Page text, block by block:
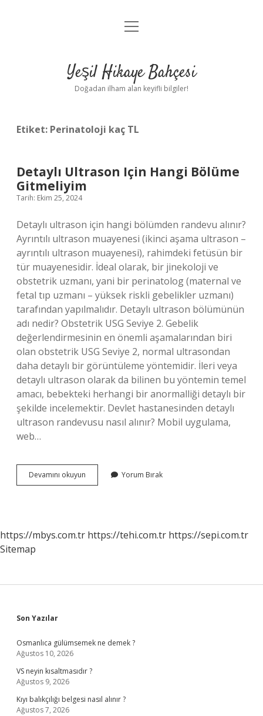
Anasayfa
Yasal Uyarı
menüyü
Yeşil Hikaye Bahçesi
Doğadan ilham alan keyifli bilgiler!
Etiket: Perinatoloji kaç TL
Detaylı Ultrason Için Hangi Bölüme
Gitmeliyim
Tarih: Ekim 25, 2024
Detaylı ultrason için hangi bölümden randevu alınır?
Ayrıntılı ultrason muayenesi (ikinci aşama ultrason –
ayrıntılı ultrason muayenesi), rahimdeki fetüsün bir
tür muayenesidir. İdeal olarak, bir jinekoloji ve
obstetrik uzmanı, yani bir perinatolog (maternal ve
fetal tıp uzmanı – yüksek riskli gebelikler uzmanı)
tarafından yapılmalıdır. Detaylı ultrason bölümünün
adı nedir? Obstetrik USG Seviye 2. Gebelik
değerlendirmesinin en önemli aşamalarından biri
olan obstetrik USG Seviye 2, normal ultrasondan
daha detaylı bir görüntüleme yöntemidir. İleri veya
detaylı ultrason olarak da bilinen bu yöntemin temel
amacı, bebekteki herhangi bir anormalliği detaylı bir
şekilde incelemektir. Devlet hastanesinden detaylı
ultrason randevusu nasıl alınır? Mobil uygulama,
web…
Devamını okuyun
Ultrason
Yorum Bırak
https://mbys.com.tr https://tehi.com.tr https://sepi.com.tr
Sitemap
Sidebar
Son Yazılar
Osmanlıca gülümsemek ne demek ?
Ağustos 10, 2026
VS neyin kısaltmasıdır ?
Ağustos 9, 2026
Kıyı balıkçılığı belgesi nasıl alınır ?
Ağustos 7, 2026